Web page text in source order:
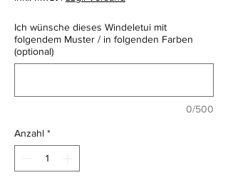
Ich wünsche dieses Windeletui mit
folgendem Muster / in folgenden Farben
(optional)
0/500
Anzahl *